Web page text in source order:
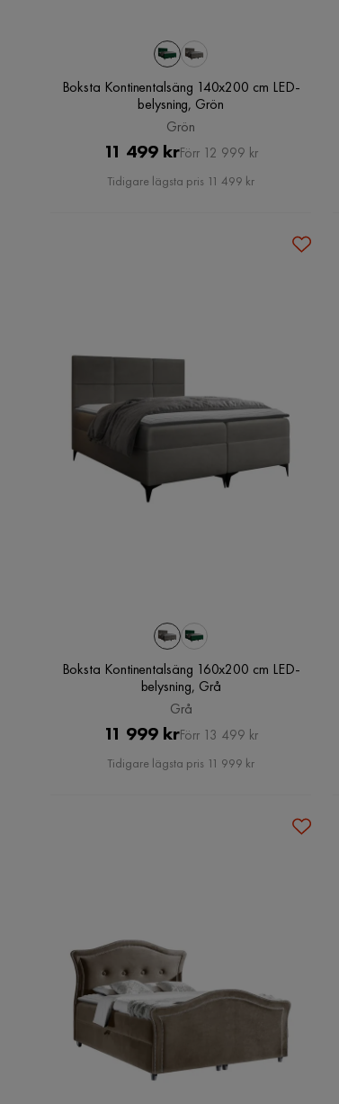
Boksta Kontinentalsäng 140x200 cm LED-
belysning, Grön
Grön
Pris
11 499 krOriginal
Pris
Förr 12 999 kr
Tidigare lägsta pris 11 499 kr
Boksta Kontinentalsäng 160x200 cm LED-
belysning, Grå
Grå
Pris
11 999 krOriginal
Pris
Förr 13 499 kr
Tidigare lägsta pris 11 999 kr